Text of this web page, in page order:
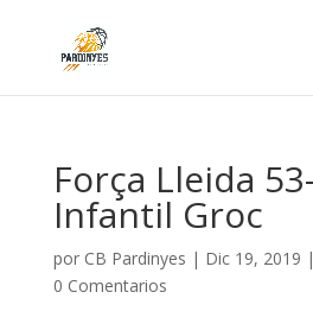
Força Lleida
Infantil Groc
por CB Pardinyes | Dic 19, 2019 |
0 Comentarios